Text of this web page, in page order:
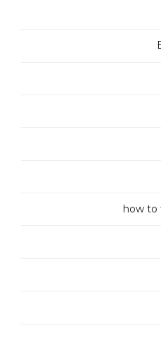
how to